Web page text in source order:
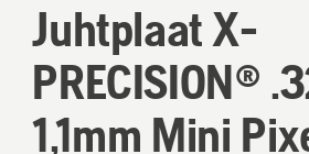
Juhtplaat X-
PRECISION®
1,1mm Mini